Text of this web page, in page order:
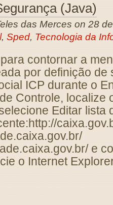
(Java)
das Merces on 28
, Sped, Tecnologia da
contornar a
por definição de
ICP durante o
Controle, localize
Editar lista
e
o Internet